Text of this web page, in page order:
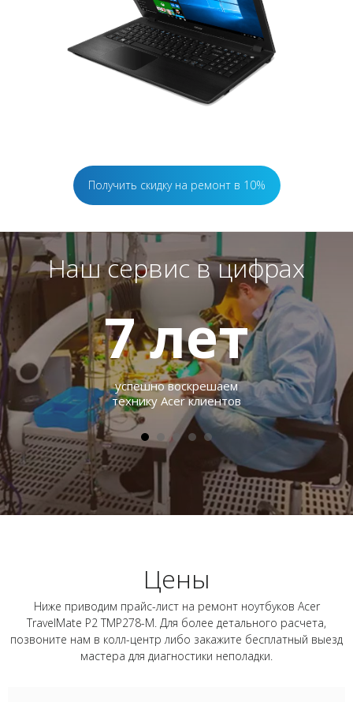
Получить скидку на ремонт в 10%
Наш сервис в цифрах
7лет
успешно воскрешаем
технику Acer клиентов
Цены
Ниже приводим прайс-лист на ремонт ноутбуков Acer
TravelMate P2 TMP278-M. Для более детального расчета,
позвоните нам в колл-центр либо закажите бесплатный выезд
мастера для диагностики неполадки.